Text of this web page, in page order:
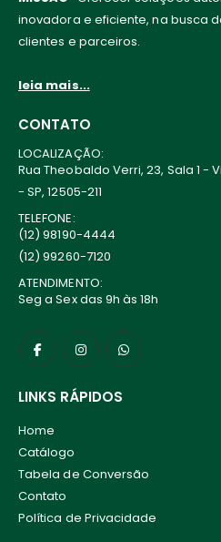
inovadora e eficiente, na busca
clientes e parceiros.
leia mais...
CONTATO
LOCALIZAÇÃO:
Rua Theobaldo Verri, 23, Sala 1 -
- SP, 12505-211
TELEFONE:
(12) 98190-4444
(12) 99260-7120
ATENDIMENTO:
Seg a Sex das 9h às 18h
LINKS RÁPIDOS
Home
Catálogo
Tabela de Conversão
Contato
Política de Privacidade